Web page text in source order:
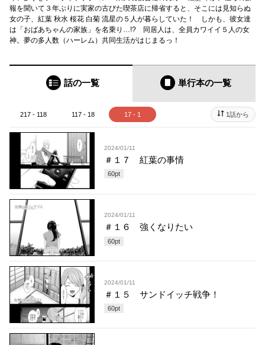
報を聞いて３年ぶりに実家の古びた喫茶店に帰省すると、そこには見知らぬ
女の子、紅葉 秋水 桜花 白菊 流星の５人が暮らしていた！ しかも、彼女達
は「おばあちゃんの家族」を名乗り…!? 同居人は、全員カワイイ５人の女
神。夢の多人数（ハーレム）共同生活がはじまるっ！
話の一覧 単行本の一覧
217 - 118 117 - 18 17 - 1 1話から
2024/01/11
＃１７ 紅葉の事情
60pt
2024/01/11
＃１６ 強くなりたい
60pt
2024/01/11
＃１５ サンドイッチ戦争！
60pt